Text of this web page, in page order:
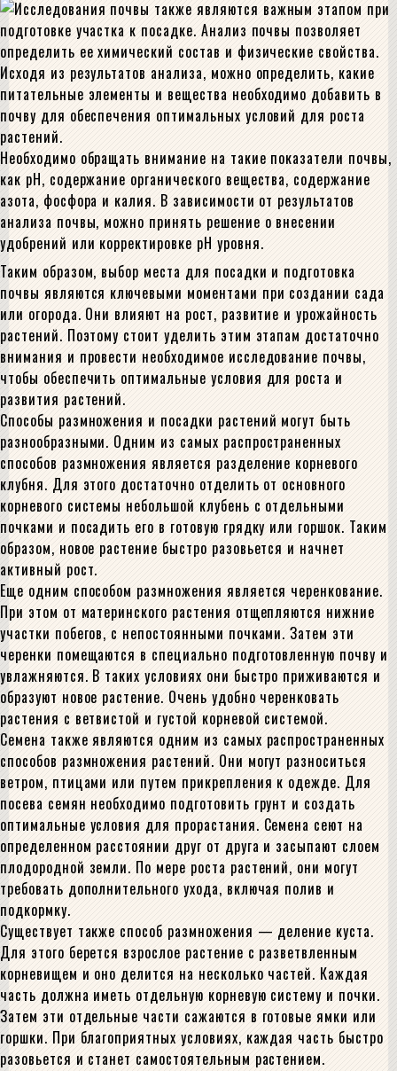
Необходимо обращать внимание на такие показатели почвы,
как pH, содержание органического вещества, содержание
азота, фосфора и калия. В зависимости от результатов
анализа почвы, можно принять решение о внесении
удобрений или корректировке pH уровня.
Таким образом, выбор места для посадки и подготовка
почвы являются ключевыми моментами при создании сада
или огорода. Они влияют на рост, развитие и урожайность
растений. Поэтому стоит уделить этим этапам достаточно
внимания и провести необходимое исследование почвы,
чтобы обеспечить оптимальные условия для роста и
развития растений.
Способы размножения и посадки растений могут быть
разнообразными. Одним из самых распространенных
способов размножения является разделение корневого
клубня. Для этого достаточно отделить от основного
корневого системы небольшой клубень с отдельными
почками и посадить его в готовую грядку или горшок. Таким
образом, новое растение быстро разовьется и начнет
активный рост.
Еще одним способом размножения является черенкование.
При этом от материнского растения отщепляются нижние
участки побегов, с непостоянными почками. Затем эти
черенки помещаются в специально подготовленную почву и
увлажняются. В таких условиях они быстро приживаются и
образуют новое растение. Очень удобно черенковать
растения с ветвистой и густой корневой системой.
Семена также являются одним из самых распространенных
способов размножения растений. Они могут разноситься
ветром, птицами или путем прикрепления к одежде. Для
посева семян необходимо подготовить грунт и создать
оптимальные условия для прорастания. Семена сеют на
определенном расстоянии друг от друга и засыпают слоем
плодородной земли. По мере роста растений, они могут
требовать дополнительного ухода, включая полив и
подкормку.
Существует также способ размножения — деление куста.
Для этого берется взрослое растение с разветвленным
корневищем и оно делится на несколько частей. Каждая
часть должна иметь отдельную корневую систему и почки.
Затем эти отдельные части сажаются в готовые ямки или
горшки. При благоприятных условиях, каждая часть быстро
разовьется и станет самостоятельным растением.